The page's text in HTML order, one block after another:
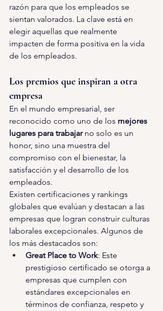
razón para que los empleados se
sientan valorados. La clave está en
elegir aquellas que realmente
impacten de forma positiva en la vida
de los empleados.
Los premios que inspiran a otra
empresa
En el mundo empresarial, ser
reconocido como uno de los mejores
lugares para trabajar no solo es un
honor, sino una muestra del
compromiso con el bienestar, la
satisfacción y el desarrollo de los
empleados.
Existen certificaciones y rankings
globales que evalúan y destacan a las
empresas que logran construir culturas
laborales excepcionales. Algunos de
los más destacados son:
Great Place to Work: Este
prestigioso certificado se otorga a
empresas que cumplen con
estándares excepcionales en
términos de confianza, respeto y